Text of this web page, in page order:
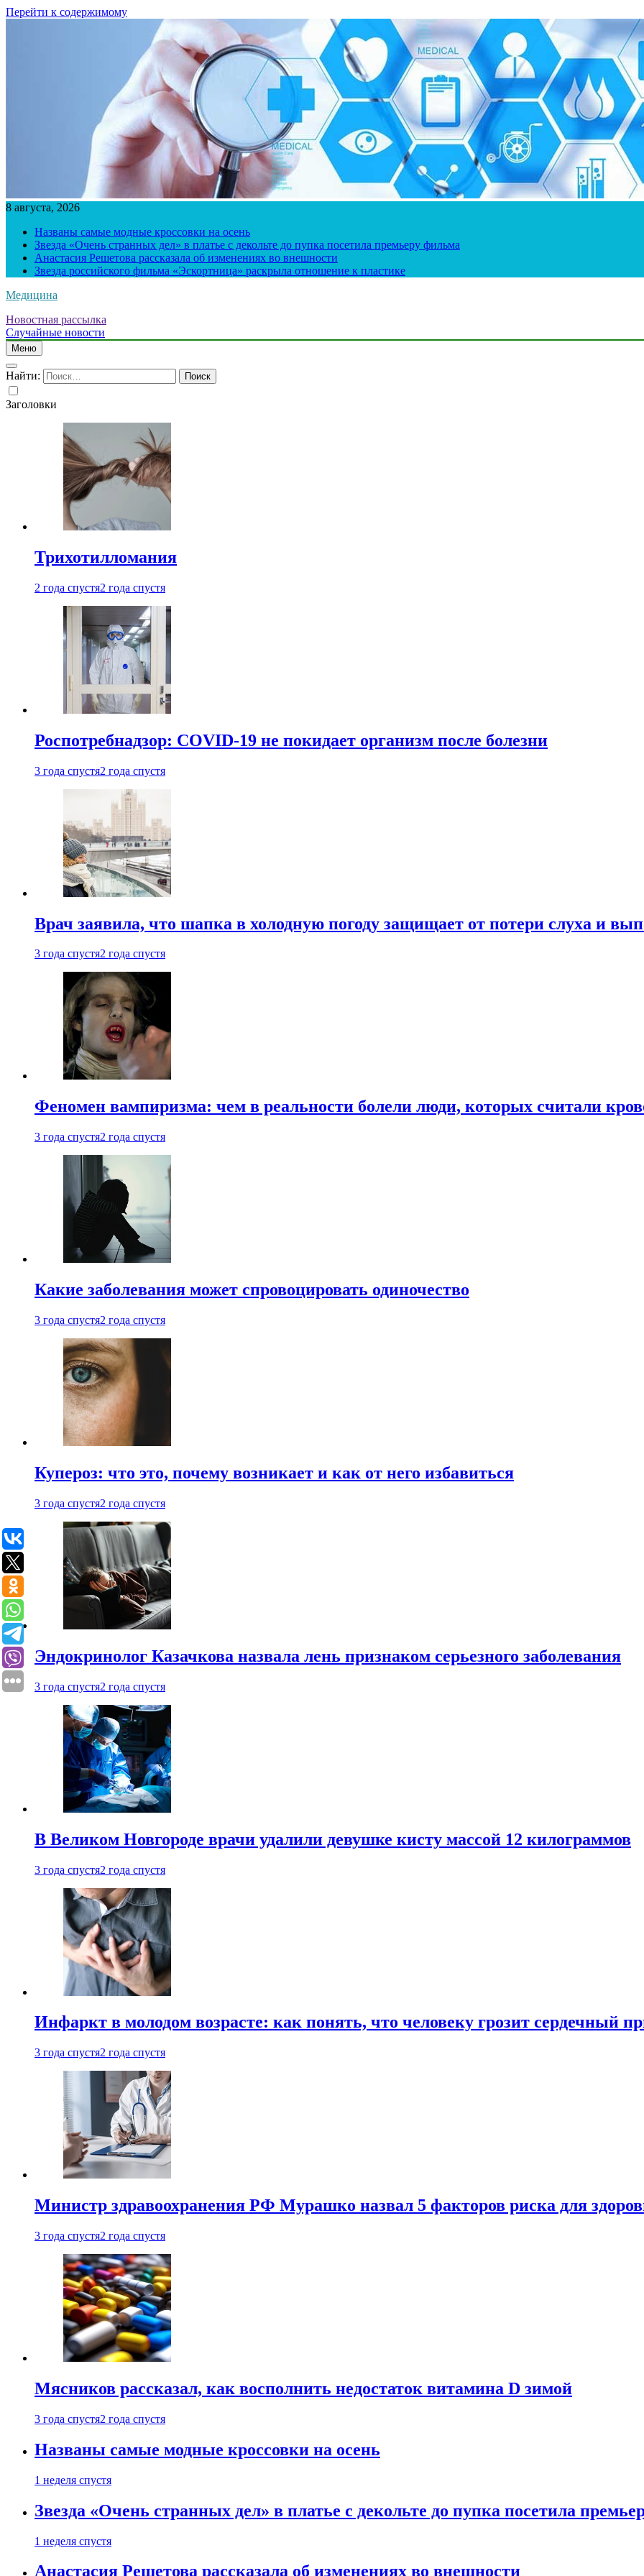
Перейти к содержимому
8 августа, 2026
Названы самые модные кроссовки на осень
Звезда «Очень странных дел» в платье с декольте до пупка посетила премьеру фильма
Анастасия Решетова рассказала об изменениях во внешности
Звезда российского фильма «Эскортница» раскрыла отношение к пластике
Медицина
Новостная рассылка
Случайные новости
Меню
Найти:
Заголовки
Трихотилломания
2 года спустя2 года спустя
Роспотребнадзор: COVID-19 не покидает организм после болезни
3 года спустя2 года спустя
Врач заявила, что шапка в холодную погоду защищает от потери слуха и
3 года спустя2 года спустя
Феномен вампиризма: чем в реальности болели люди, которых считали
3 года спустя2 года спустя
Какие заболевания может спровоцировать одиночество
3 года спустя2 года спустя
Купероз: что это, почему возникает и как от него избавиться
3 года спустя2 года спустя
Эндокринолог Казачкова назвала лень признаком серьезного заболевания
3 года спустя2 года спустя
В Великом Новгороде врачи удалили девушке кисту массой 12 килограммов
3 года спустя2 года спустя
Инфаркт в молодом возрасте: как понять, что человеку грозит сердечный
3 года спустя2 года спустя
Министр здравоохранения РФ Мурашко назвал 5 факторов риска для
3 года спустя2 года спустя
Мясников рассказал, как восполнить недостаток витамина D зимой
3 года спустя2 года спустя
Названы самые модные кроссовки на осень
1 неделя спустя
Звезда «Очень странных дел» в платье с декольте до пупка посетила
1 неделя спустя
Анастасия Решетова рассказала об изменениях во внешности